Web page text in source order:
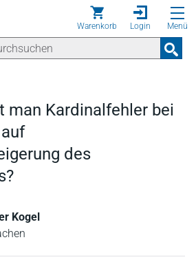
Warenkorb Login Menü
man Kardinalfehler bei
des
Kogel